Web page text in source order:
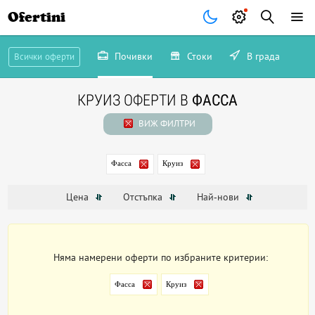
Ofertini
Всички оферти Почивки Стоки В града
КРУИЗ ОФЕРТИ В ФАССА
ВИЖ ФИЛТРИ
Фасса Круиз
Цена Отстъпка Най-нови
Няма намерени оферти по избраните критерии:
Фасса Круиз